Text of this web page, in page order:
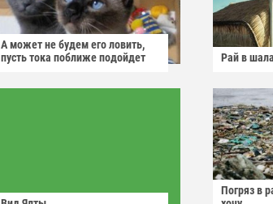
А может не будем его ловить,
пусть тока поближе подойдет
Рай в
Погряз в